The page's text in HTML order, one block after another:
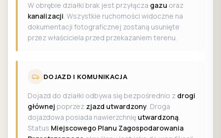
W obrębie działki brak jest przyłącza gazu oraz
kanalizacji. Wszystkie ruchomości widoczne na
dokumentacji fotograficznej zostaną usunięte
przez właściciela przed przekazaniem terenu.
DOJAZD I KOMUNIKACJA
Dojazd do działki odbywa się bezpośrednio z drogi
głównej poprzez zjazd utwardzony. Droga
dojazdowa posiada nawierzchnię utwardzoną.
Status Miejscowego Planu Zagospodarowania